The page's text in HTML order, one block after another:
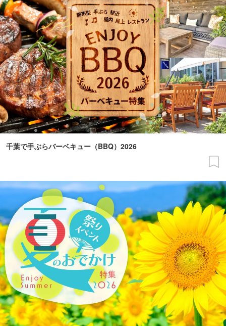
千葉で手ぶらバーベキュー（BBQ）2026